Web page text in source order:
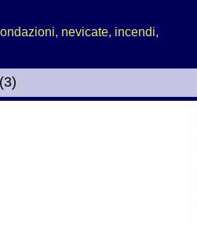
nevicate, incendi,